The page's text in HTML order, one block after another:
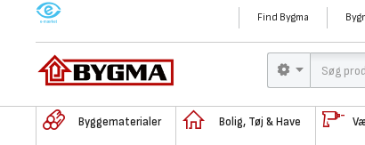
M Find Bygma
Byggematerialer Bolig, Tøj & Have